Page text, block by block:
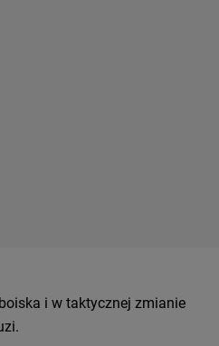
i w taktycznej zmianie